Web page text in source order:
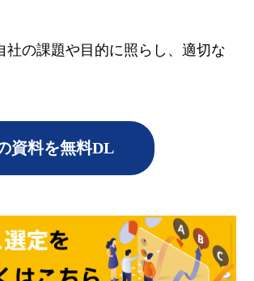
の課題や目的に照らし、適切な
資料を無料DL